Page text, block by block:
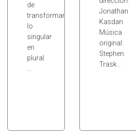
de
transformar
lo
singular
en
plural.
Jonathan
Kasdan
Música
original:
Stephen
Trask…